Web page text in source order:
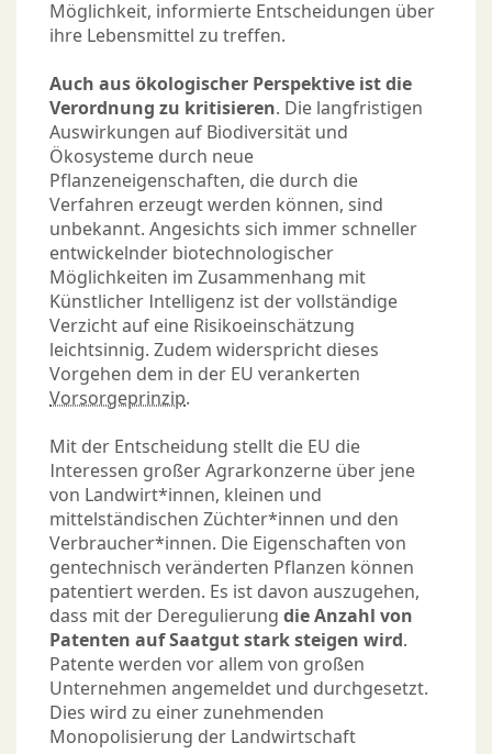
Möglichkeit, informierte Entscheidungen über
ihre Lebensmittel zu treffen.
Auch aus ökologischer Perspektive ist die
Verordnung zu kritisieren. Die langfristigen
Auswirkungen auf Biodiversität und
Ökosysteme durch neue
Pflanzeneigenschaften, die durch die
Verfahren erzeugt werden können, sind
unbekannt. Angesichts sich immer schneller
entwickelnder biotechnologischer
Möglichkeiten im Zusammenhang mit
Künstlicher Intelligenz ist der vollständige
Verzicht auf eine Risikoeinschätzung
leichtsinnig. Zudem widerspricht dieses
Vorgehen dem in der EU verankerten
Vorsorgeprinzip.
Mit der Entscheidung stellt die EU die
Interessen großer Agrarkonzerne über jene
von Landwirt*innen, kleinen und
mittelständischen Züchter*innen und den
Verbraucher*innen. Die Eigenschaften von
gentechnisch veränderten Pflanzen können
patentiert werden. Es ist davon auszugehen,
dass mit der Deregulierung die Anzahl von
Patenten auf Saatgut stark steigen wird.
Patente werden vor allem von großen
Unternehmen angemeldet und durchgesetzt.
Dies wird zu einer zunehmenden
Monopolisierung der Landwirtschaft